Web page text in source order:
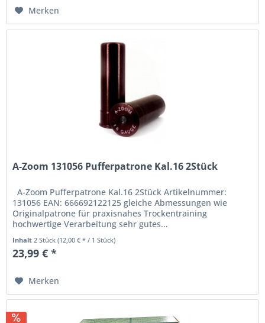
Merken
A-Zoom 131056 Pufferpatrone Kal.16 2Stück
A-Zoom Pufferpatrone Kal.16 2Stück Artikelnummer:
131056 EAN: 666692122125 gleiche Abmessungen wie
Originalpatrone für praxisnahes Trockentraining
hochwertige Verarbeitung sehr gutes...
Inhalt 2 Stück(12,00 € * / 1 Stück)
23,99 € *
Merken